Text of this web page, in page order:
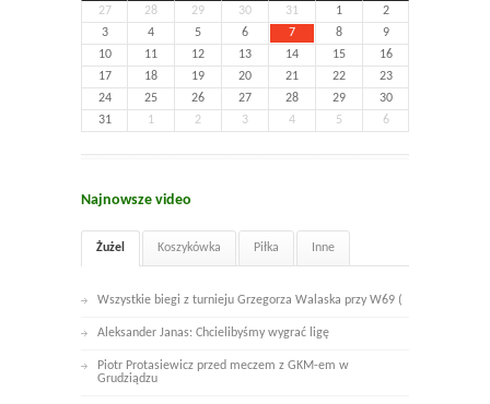
27 28 29 30 31 1
2
3
4 5 6 7 8
9
10
11 12 13 14 15
16
17
18 19 20 21 22
23
24
25 26 27 28 29
30
31
1 2 3 4 5 6
Najnowsze video
Żużel Koszykówka Piłka Inne
Wszystkie biegi z turnieju Grzegorza Walaska przy W69 (
Aleksander Janas: Chcielibyśmy wygrać ligę
Piotr Protasiewicz przed meczem z GKM-em w
Grudziądzu